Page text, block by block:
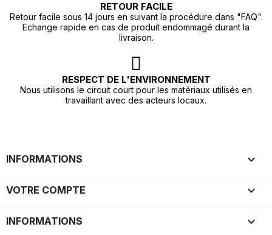
RETOUR FACILE
Retour facile sous 14 jours en suivant la procédure dans "FAQ".
Echange rapide en cas de produit endommagé durant la
livraison.
RESPECT DE L'ENVIRONNEMENT
Nous utilisons le circuit court pour les matériaux utilisés en
travaillant avec des acteurs locaux.
INFORMATIONS 
VOTRE COMPTE 
INFORMATIONS keyboard_arrow_down